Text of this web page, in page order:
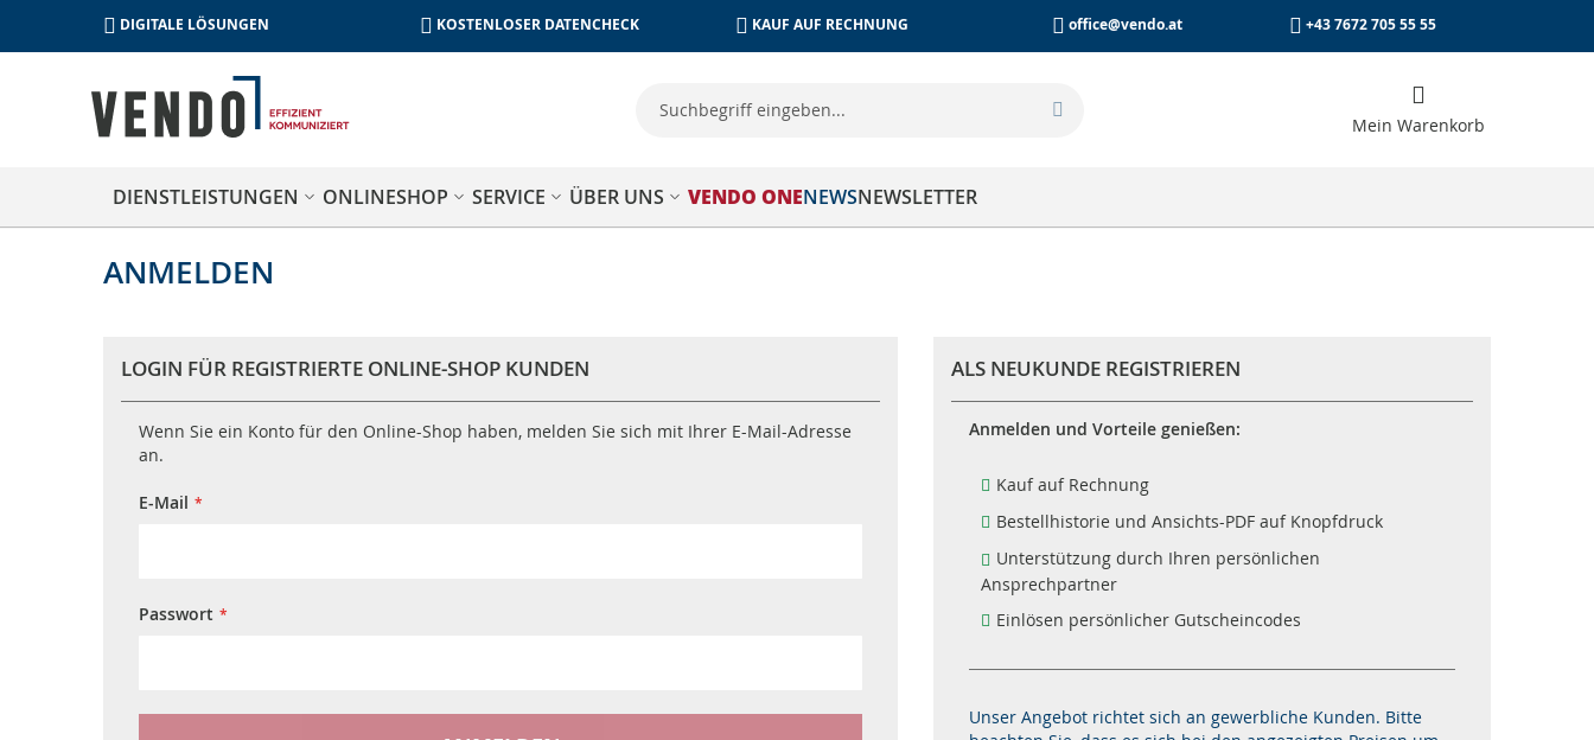
DIGITALE LÖSUNGEN KOSTENLOSER DATENCHECK KAUF AUF RECHNUNG office@vendo.at +43 7672 705 55 55
Mein Warenkorb
DIENSTLEISTUNGEN ONLINESHOP SERVICE ÜBER UNS VENDO ONENEWSNEWSLETTER
ANMELDEN
LOGIN FÜR REGISTRIERTE ONLINE-SHOP KUNDEN
Wenn Sie ein Konto für den Online-Shop haben, melden Sie sich mit Ihrer E-Mail-Adresse
an.
E-Mail
Passwort
ALS NEUKUNDE REGISTRIEREN
Anmelden und Vorteile genießen:
Kauf auf Rechnung
Bestellhistorie und Ansichts-PDF auf Knopfdruck
Unterstützung durch Ihren persönlichen
Ansprechpartner
Einlösen persönlicher Gutscheincodes
Unser Angebot richtet sich an gewerbliche Kunden. Bitte